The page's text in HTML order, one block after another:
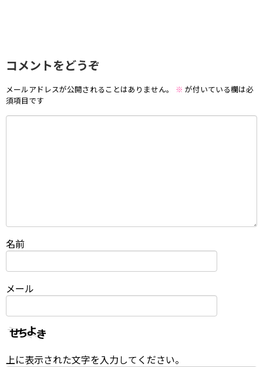
コメントをどうぞ
メールアドレスが公開されることはありません。 ※ が付いている欄は必
須項目です
名前
メール
上に表示された文字を入力してください。